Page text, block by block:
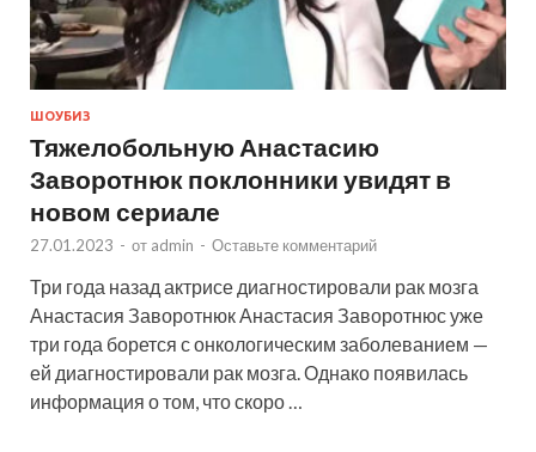
ШОУБИЗ
Тяжелобольную Анастасию
Заворотнюк поклонники увидят в
новом сериале
27.01.2023 - от admin - Оставьте комментарий
Три года назад актрисе диагностировали рак мозга
Анастасия Заворотнюк Анастасия Заворотнюс уже
три года борется с онкологическим заболеванием —
ей диагностировали рак мозга. Однако появилась
информация о том, что скоро …